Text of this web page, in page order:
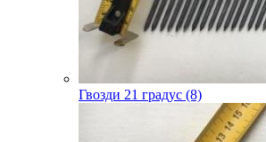
Гвозди 21 градус (8)